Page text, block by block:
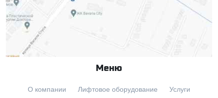
Меню
О компании Лифтовое оборудование
Услуги